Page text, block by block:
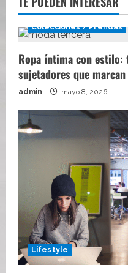
Colecciones / Prendas
Ropa íntima con estilo:
sujetadores que
admin mayo 8, 2026
Lifestyle